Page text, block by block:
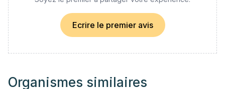
Ecrire le premier avis
Organismes similaires